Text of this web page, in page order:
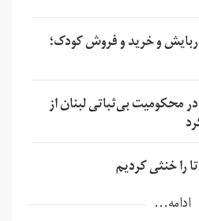
و خرید و فروش کودک؛
در محکومیت بی‌ثباتی لبنان از
را خنثی کردیم
ادامه...